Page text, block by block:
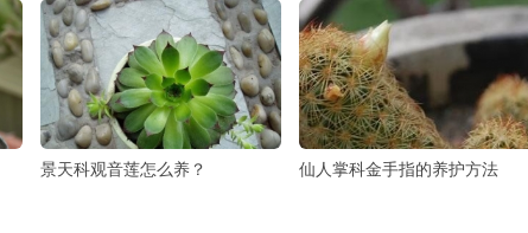
景天科观音莲怎么养？ 仙人掌科金手指的养护方法